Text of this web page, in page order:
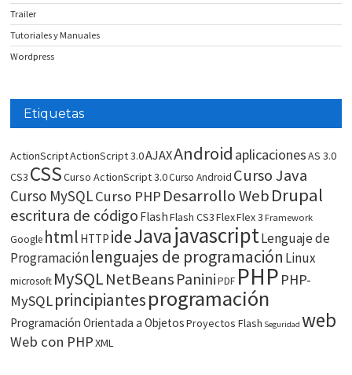
Trailer
Tutoriales y Manuales
Wordpress
Etiquetas
ActionScriptActionScript 3.0AJAXAndroid aplicacionesAS 3.0
CS3 CSSCurso ActionScript 3.0Curso Android Curso Java
Curso MySQLCurso PHP Desarrollo WebDrupal
escritura de código FlashFlash CS3FlexFlex 3 Framework
Google html HTTP ideJavajavascriptLenguaje de
Programaciónlenguajes de programación Linux
microsoft MySQLNetBeans Panini PDF PHP PHP-
MySQLprincipiantesprogramación
Programación Orientada a ObjetosProyectos Flash Seguridad web
Web con PHPXML